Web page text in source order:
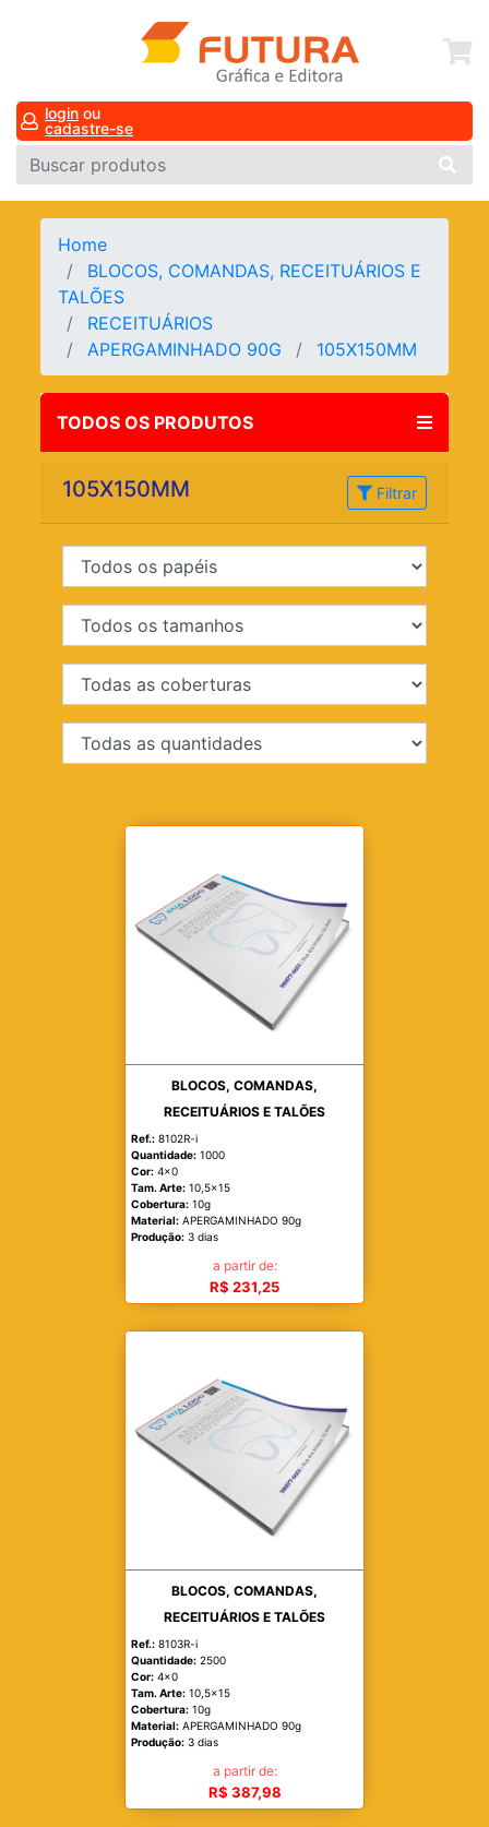
login ou
cadastre-se
Home
BLOCOS, COMANDAS, RECEITUÁRIOS E
TALÕES
RECEITUÁRIOS
APERGAMINHADO 90G
105X150MM
TODOS OS PRODUTOS
105X150MM Filtrar
BLOCOS, COMANDAS,
RECEITUÁRIOS E TALÕES
Ref.: 8102R-i
Quantidade: 1000
Cor: 4x0
Tam. Arte: 10,5x15
Cobertura: 10g
Material: APERGAMINHADO 90g
Produção: 3 dias
a partir de:
R$ 231,25
BLOCOS, COMANDAS,
RECEITUÁRIOS E TALÕES
Ref.: 8103R-i
Quantidade: 2500
Cor: 4x0
Tam. Arte: 10,5x15
Cobertura: 10g
Material: APERGAMINHADO 90g
Produção: 3 dias
a partir de:
R$ 387,98